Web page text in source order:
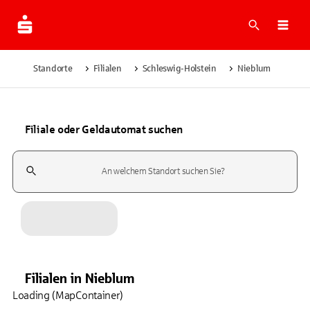
Suche
Standorte Filialen Schleswig-Holstein Nieblum
Filiale oder Geldautomat suchen
Suchfeld
Filialen in Nieblum
Loading (MapContainer)